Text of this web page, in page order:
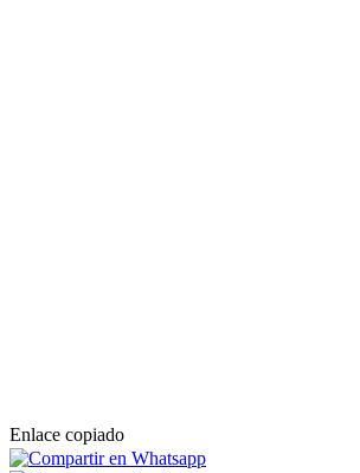
Enlace copiado